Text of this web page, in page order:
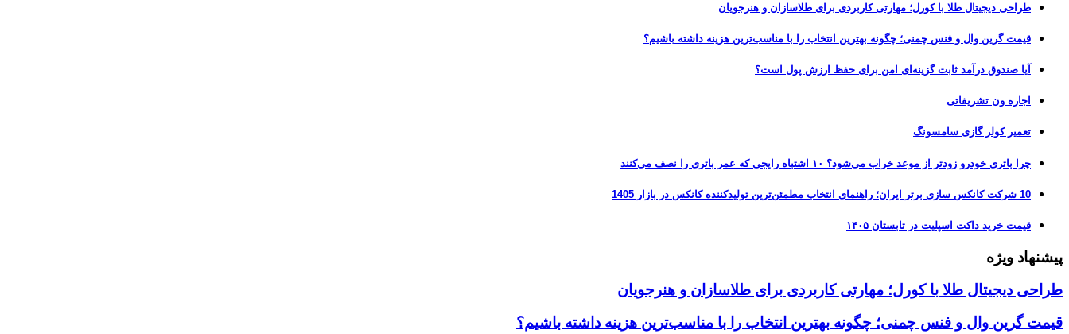
طراحی دیجیتال طلا با کورل؛ مهارتی کاربردی برای طلاسازان و هنرجویان
قیمت گرین وال و فنس چمنی؛ چگونه بهترین انتخاب را با مناسب‌ترین هزینه داشته باشیم؟
آیا صندوق درآمد ثابت گزینه‌ای امن برای حفظ ارزش پول است؟
اجاره ون تشریفاتی
تعمیر کولر گازی سامسونگ
چرا باتری خودرو زودتر از موعد خراب می‌شود؟ ۱۰ اشتباه رایجی که عمر باتری را نصف می‌کنند
10 شرکت کانکس سازی برتر ایران؛ راهنمای انتخاب مطمئن‌ترین تولیدکننده کانکس در بازار 1405
قیمت خرید داکت اسپلیت در تابستان ۱۴۰۵
پیشنهاد ویژه
طراحی دیجیتال طلا با کورل؛ مهارتی کاربردی برای طلاسازان و هنرجویان
قیمت گرین وال و فنس چمنی؛ چگونه بهترین انتخاب را با مناسب‌ترین هزینه داشته باشیم؟